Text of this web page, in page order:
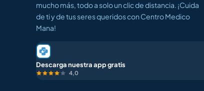
mucho más, todo a solo un clic de distancia. ¡Cuida
de ti y de tus seres queridos con Centro Medico
Mana!
Descarga nuestra app gratis
4,0